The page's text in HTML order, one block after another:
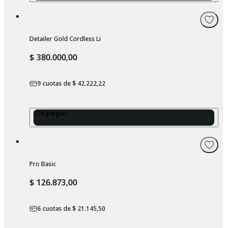
Detailer Gold Cordless Li
$ 380.000,00
9 cuotas de$ 42.222,22
Agregar
Pro Basic
$ 126.873,00
6 cuotas de$ 21.145,50